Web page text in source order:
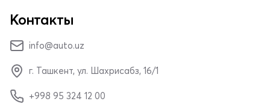
Контакты
info@auto.uz
г. Ташкент, ул. Шахрисабз, 16/1
+998 95 324 12 00